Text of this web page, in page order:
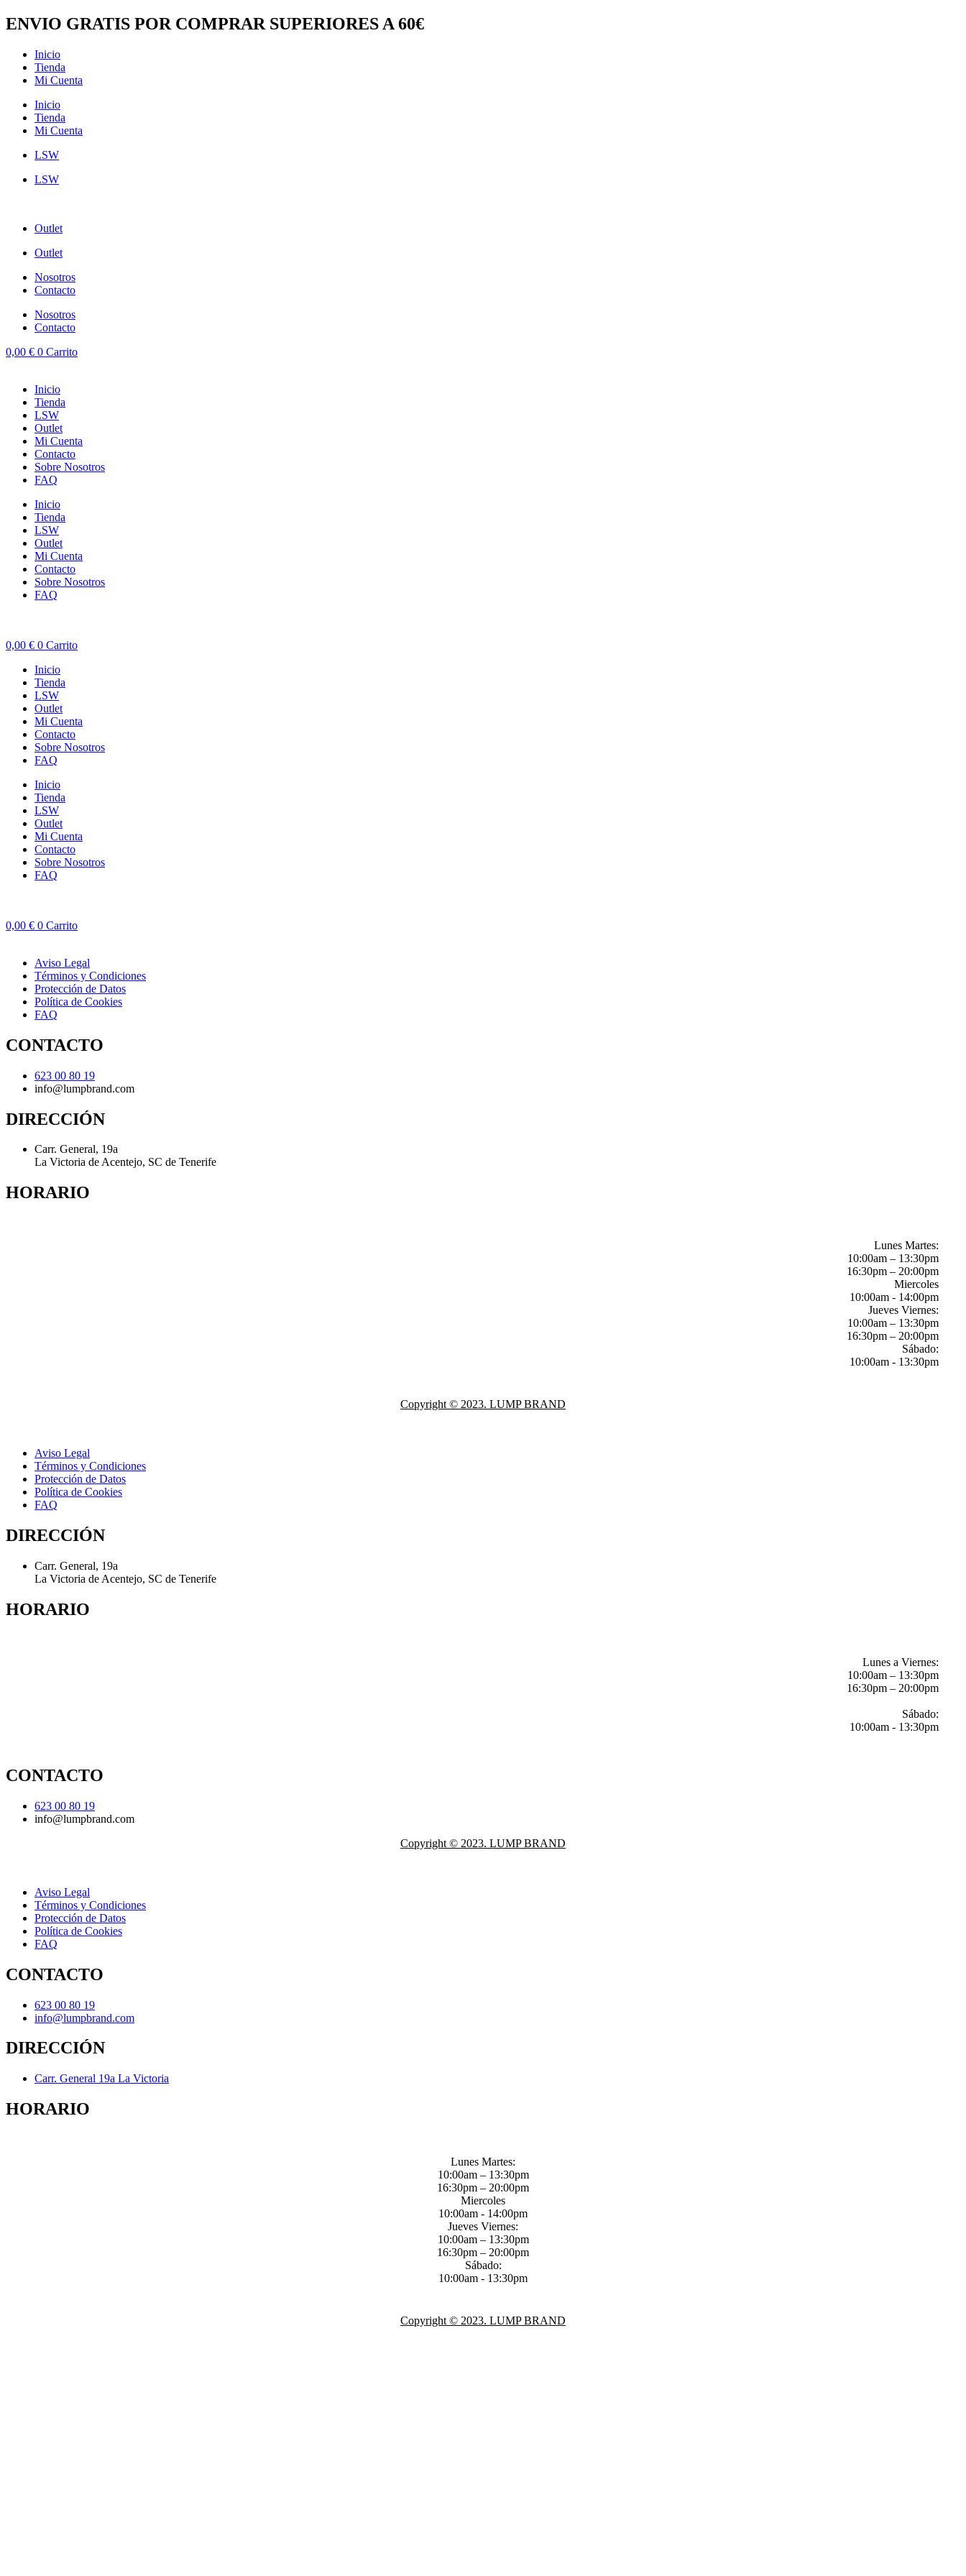
Ir
al
ENVIO GRATIS POR COMPRAR SUPERIORES A 60€
Inicio
Tienda
Mi Cuenta
Inicio
Tienda
Mi Cuenta
LSW
LSW
Outlet
Outlet
Nosotros
Contacto
Nosotros
Contacto
0,00 € 0 Carrito
Inicio
Tienda
LSW
Outlet
Mi Cuenta
Contacto
Sobre Nosotros
FAQ
Inicio
Tienda
LSW
Outlet
Mi Cuenta
Contacto
Sobre Nosotros
FAQ
0,00 € 0 Carrito
Inicio
Tienda
LSW
Outlet
Mi Cuenta
Contacto
Sobre Nosotros
FAQ
Inicio
Tienda
LSW
Outlet
Mi Cuenta
Contacto
Sobre Nosotros
FAQ
0,00 € 0 Carrito
Aviso Legal
Términos y Condiciones
Protección de Datos
Política de Cookies
FAQ
CONTACTO
623 00 80 19
info@lumpbrand.com
DIRECCIÓN
Carr. General, 19a
La Victoria de Acentejo, SC de Tenerife
HORARIO
Lunes Martes:
10:00am – 13:30pm
16:30pm – 20:00pm
Miercoles
10:00am - 14:00pm
Jueves Viernes:
10:00am – 13:30pm
16:30pm – 20:00pm
Sábado:
10:00am - 13:30pm
Copyright © 2023. LUMP BRAND
Aviso Legal
Términos y Condiciones
Protección de Datos
Política de Cookies
FAQ
DIRECCIÓN
Carr. General, 19a
La Victoria de Acentejo, SC de Tenerife
HORARIO
Lunes a Viernes:
10:00am – 13:30pm
16:30pm – 20:00pm
Sábado:
10:00am - 13:30pm
CONTACTO
623 00 80 19
info@lumpbrand.com
Copyright © 2023. LUMP BRAND
Aviso Legal
Términos y Condiciones
Protección de Datos
Política de Cookies
FAQ
CONTACTO
623 00 80 19
info@lumpbrand.com
DIRECCIÓN
Carr. General 19a La Victoria
HORARIO
Lunes Martes:
10:00am – 13:30pm
16:30pm – 20:00pm
Miercoles
10:00am - 14:00pm
Jueves Viernes:
10:00am – 13:30pm
16:30pm – 20:00pm
Sábado:
10:00am - 13:30pm
Copyright © 2023. LUMP BRAND